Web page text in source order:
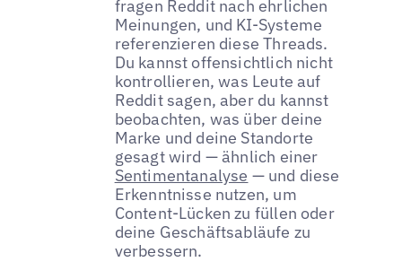
fragen Reddit nach ehrlichen
Meinungen, und KI-Systeme
referenzieren diese Threads.
Du kannst offensichtlich nicht
kontrollieren, was Leute auf
Reddit sagen, aber du kannst
beobachten, was über deine
Marke und deine Standorte
gesagt wird — ähnlich einer
Sentimentanalyse — und diese
Erkenntnisse nutzen, um
Content-Lücken zu füllen oder
deine Geschäftsabläufe zu
verbessern.